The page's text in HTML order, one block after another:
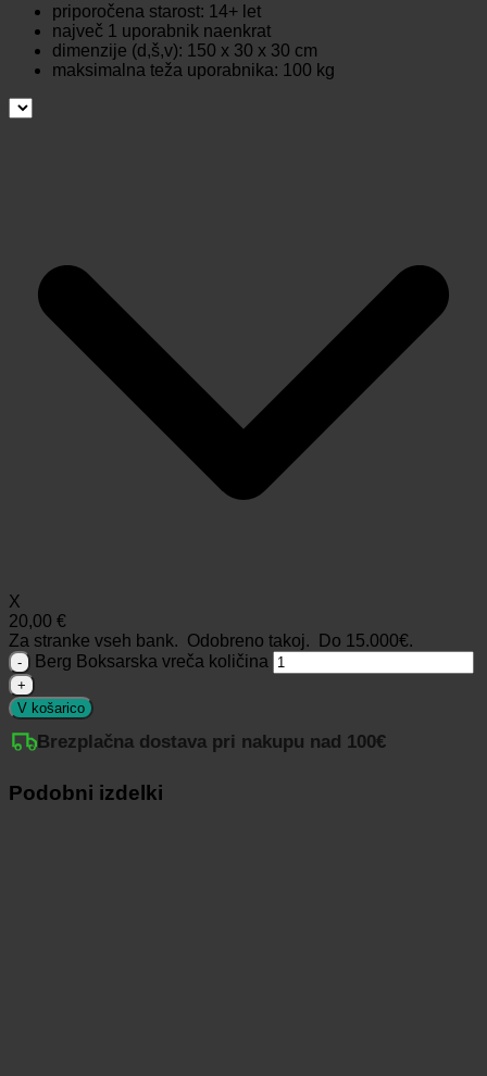
priporočena starost: 14+ let
največ 1 uporabnik naenkrat
dimenzije (d,š,v): 150 x 30 x 30 cm
maksimalna teža uporabnika: 100 kg
X
20,00 €
Za stranke vseh bank. Odobreno takoj.
Do 15.000€.
Berg Boksarska vreča količina
V košarico
Brezplačna dostava pri nakupu nad 100€
Podobni izdelki